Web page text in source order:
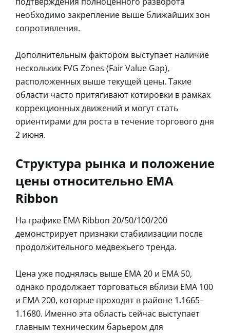
необходимо закрепление выше ближайших зон
сопротивления.
Дополнительным фактором выступает наличие
нескольких FVG Zones (Fair Value Gap),
расположенных выше текущей цены. Такие
области часто притягивают котировки в рамках
коррекционных движений и могут стать
ориентирами для роста в течение торгового дня
2 июня.
Структура рынка и положение
цены относительно EMA
Ribbon
На графике EMA Ribbon 20/50/100/200
демонстрирует признаки стабилизации после
продолжительного медвежьего тренда.
Цена уже поднялась выше EMA 20 и EMA 50,
однако продолжает торговаться вблизи EMA 100
и EMA 200, которые проходят в районе 1.1665–
1.1680. Именно эта область сейчас выступает
главным техническим барьером для